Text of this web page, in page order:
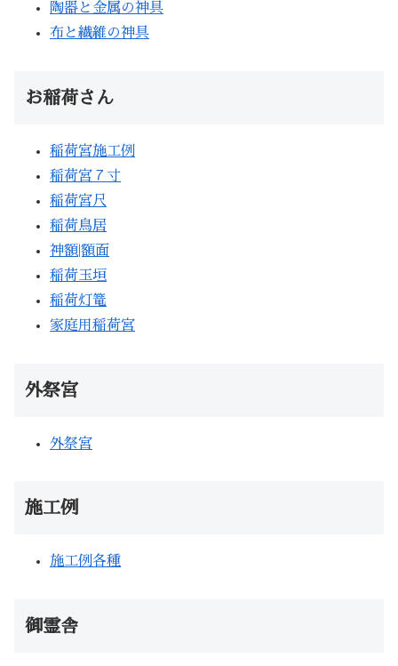
陶器と金属の神具
布と繊維の神具
お稲荷さん
稲荷宮施工例
稲荷宮７寸
稲荷宮尺
稲荷鳥居
神額|額面
稲荷玉垣
稲荷灯篭
家庭用稲荷宮
外祭宮
外祭宮
施工例
施工例各種
御霊舎